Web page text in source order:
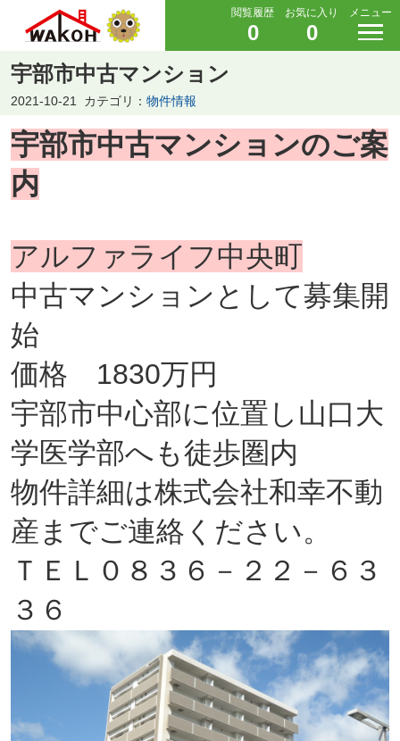
閲覧履歴
0
お気に入り
0
メニュー
宇部市中古マンション
2021-10-21 カテゴリ： 物件情報
宇部市中古マンションのご案
内
アルファライフ中央町
中古マンションとして募集開
始
価格 1830万円
宇部市中心部に位置し山口大
学医学部へも徒歩圏内
物件詳細は株式会社和幸不動
産までご連絡ください。
ＴＥＬ０８３６－２２－６３
３６